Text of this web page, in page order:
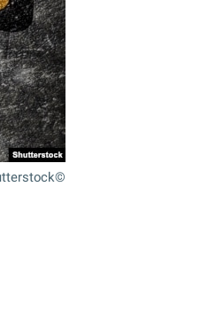
©Shutterstock